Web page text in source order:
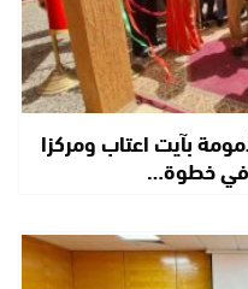
بآيت اعتاب ومركزا
في خطوة…